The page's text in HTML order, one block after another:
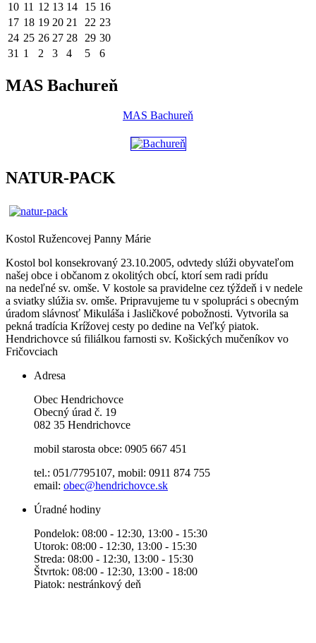
10 11 12 13 14 15 16
17 18 19 20 21 22 23
24 25 26 27 28 29 30
31 1 2 3 4 5 6
MAS Bachureň
MAS Bachureň
NATUR-PACK
Kostol Ružencovej Panny Márie
Kostol bol konsekrovaný 23.10.2005, odvtedy slúži obyvateľom
našej obce i občanom z okolitých obcí, ktorí sem radi prídu
na nedeľné sv. omše. V kostole sa pravidelne cez týždeň i v nedele
a sviatky slúžia sv. omše. Pripravujeme tu v spolupráci s obecným
úradom slávnosť Mikuláša i Jasličkové pobožnosti. Vytvorila sa
pekná tradícia Krížovej cesty po dedine na Veľký piatok.
Hendrichovce sú filiálkou farnosti sv. Košických mučeníkov vo
Fričovciach
Adresa
Obec Hendrichovce
Obecný úrad č. 19
082 35 Hendrichovce
mobil starosta obce: 0905 667 451
tel.: 051/7795107, mobil: 0911 874 755
email: obec@hendrichovce.sk
Úradné hodiny
Pondelok: 08:00 - 12:30, 13:00 - 15:30
Utorok: 08:00 - 12:30, 13:00 - 15:30
Streda: 08:00 - 12:30, 13:00 - 15:30
Štvrtok: 08:00 - 12:30, 13:00 - 18:00
Piatok: nestránkový deň